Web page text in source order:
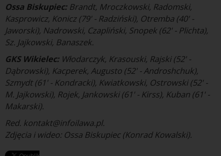
Ossa Biskupiec:Brandt, Mroczkowski, Radomski,
Kasprowicz, Konicz (79' - Radziński), Otremba (40' -
Jaworski), Nadrowski, Czapliński, Snopek (62' - Plichta),
Sz. Jajkowski, Banaszek.
GKS Wikielec: Włodarczyk, Krasouski, Rajski (52' -
Dąbrowski), Kacperek, Augusto (52' - Androshchuk),
Szmydt (61' - Kondracki), Kwiatkowski, Ostrowski (52' -
M. Jajkowski), Rojek, Jankowski (61' - Kirss), Kuban (61' -
Makarski).
Red. kontakt@infoilawa.pl.
Zdjęcia i wideo: Ossa Biskupiec (Konrad Kowalski).